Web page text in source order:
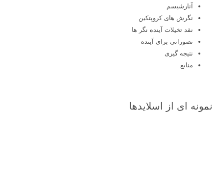
آنارشیسم
نگرش های کروپتکین
نقد تخیلات آینده نگر ها
تصوراتی برای آینده
نتیجه گیری
منابع
نمونه ای از اسلایدها